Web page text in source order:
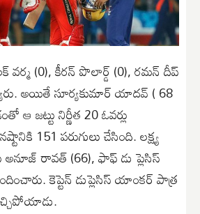
వర్మ (0), కీరన్ పొలార్డ్ (0), రమన్ దీప్
అయితే సూర్యకుమార్ యాదవ్ ( 68
జట్టు నిర్ణీత 20 ఓవర్లు
151 పరుగులు చేసింది. లక్ష్య
అనూజ్ రావత్ (66), ఫాఫ్ డు ప్లెసిస్
కెప్టెన్ డుప్లెసిస్ యాంకర్ పాత్ర